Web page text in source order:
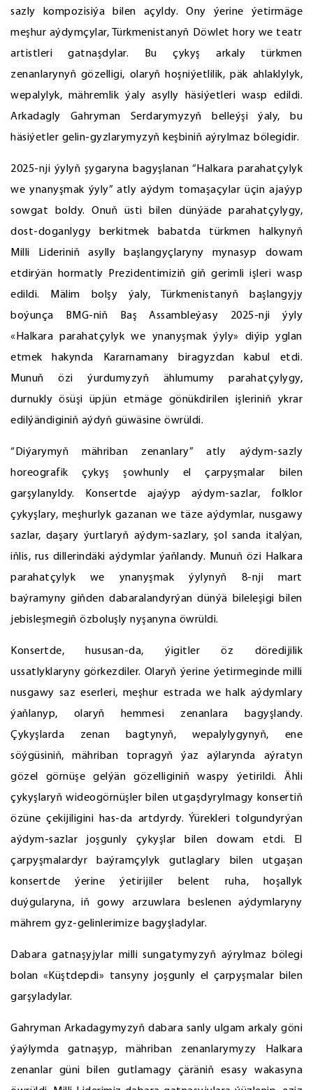
sazly kompozisiýa bilen açyldy. Ony ýerine ýetirmäge
meşhur aýdymçylar, Türkmenistanyň Döwlet hory we teatr
artistleri gatnaşdylar. Bu çykyş arkaly türkmen
zenanlarynyň gözelligi, olaryň hoşniýetlilik, päk ahlaklylyk,
wepalylyk, mähremlik ýaly asylly häsiýetleri wasp edildi.
Arkadagly Gahryman Serdarymyzyň belleýşi ýaly, bu
häsiýetler gelin-gyzlarymyzyň keşbiniň aýrylmaz bölegidir.
2025-nji ýylyň şygaryna bagyşlanan “Halkara parahatçylyk
we ynanyşmak ýyly” atly aýdym tomaşaçylar üçin ajaýyp
sowgat boldy. Onuň üsti bilen dünýäde parahatçylygy,
dost-doganlygy berkitmek babatda türkmen halkynyň
Milli Lideriniň asylly başlangyçlaryny mynasyp dowam
etdirýän hormatly Prezidentimiziň giň gerimli işleri wasp
edildi. Mälim bolşy ýaly, Türkmenistanyň başlangyjy
boýunça BMG-niň Baş Assambleýasy 2025-nji ýyly
«Halkara parahatçylyk we ynanyşmak ýyly» diýip yglan
etmek hakynda Kararnamany biragyzdan kabul etdi.
Munuň özi ýurdumyzyň ählumumy parahatçylygy,
durnukly ösüşi üpjün etmäge gönükdirilen işleriniň ykrar
edilýändiginiň aýdyň güwäsine öwrüldi.
“Diýarymyň mähriban zenanlary” atly aýdym-sazly
horeografik çykyş şowhunly el çarpyşmalar bilen
garşylanyldy. Konsertde ajaýyp aýdym-sazlar, folklor
çykyşlary, meşhurlyk gazanan we täze aýdymlar, nusgawy
sazlar, daşary ýurtlaryň aýdym-sazlary, şol sanda italýan,
iňlis, rus dillerindäki aýdymlar ýaňlandy. Munuň özi Halkara
parahatçylyk we ynanyşmak ýylynyň 8-nji mart
baýramyny giňden dabaralandyrýan dünýä bileleşigi bilen
jebisleşmegiň özboluşly nyşanyna öwrüldi.
Konsertde, hususan-da, ýigitler öz döredijilik
ussatlyklaryny görkezdiler. Olaryň ýerine ýetirmeginde milli
nusgawy saz eserleri, meşhur estrada we halk aýdymlary
ýaňlanyp, olaryň hemmesi zenanlara bagyşlandy.
Çykyşlarda zenan bagtynyň, wepalylygynyň, ene
söýgüsiniň, mähriban topragyň ýaz aýlarynda aýratyn
gözel görnüşe gelýän gözelliginiň waspy ýetirildi. Ähli
çykyşlaryň wideogörnüşler bilen utgaşdyrylmagy konsertiň
özüne çekijiligini has-da artdyrdy. Ýürekleri tolgundyrýan
aýdym-sazlar joşgunly çykyşlar bilen dowam etdi. El
çarpyşmalardyr baýramçylyk gutlaglary bilen utgaşan
konsertde ýerine ýetirijiler belent ruha, hoşallyk
duýgularyna, iň gowy arzuwlara beslenen aýdymlaryny
mährem gyz-gelinlerimize bagyşladylar.
Dabara gatnaşyjylar milli sungatymyzyň aýrylmaz bölegi
bolan «Küştdepdi» tansyny joşgunly el çarpyşmalar bilen
garşyladylar.
Gahryman Arkadagymyzyň dabara sanly ulgam arkaly göni
ýaýlymda gatnaşyp, mähriban zenanlarymyzy Halkara
zenanlar güni bilen gutlamagy çäräniň esasy wakasyna